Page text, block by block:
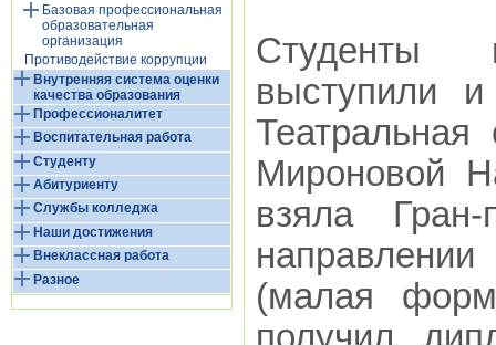
Базовая профессиональная
образовательная
организация
Противодействие коррупции
Внутренняя система оценки
качества образования
Профессионалитет
Воспитательная работа
Студенту
Абитуриенту
Службы колледжа
Наши достижения
Внеклассная работа
Разное
Студенты
выступили
Театральная
Мироновой
взяла
(малая